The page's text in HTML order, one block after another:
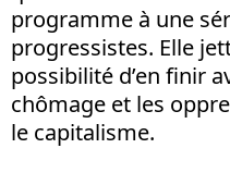
programme à une
progressistes. Elle
possibilité d’en finir
chômage et les
le capitalisme.